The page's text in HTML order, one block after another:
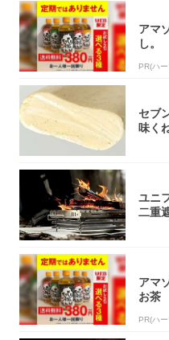
アマ
し。
PR(ハ
セブ
味く
ユニ
二重
アマ
お茶
PR(ハ